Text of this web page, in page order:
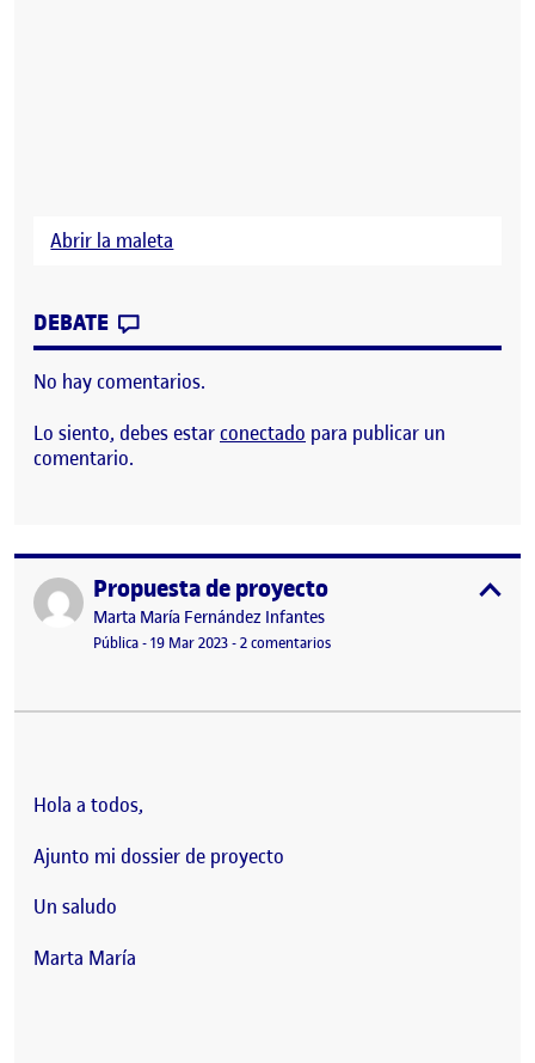
Abrir la maleta
DEBATE
No hay comentarios.
Lo siento, debes estarconectado para publicar un
comentario.
Publicado porPropuesta de proyecto
Publicado por
Marta María Fernández Infantes
Visibilidad:
Pública-Fecha de publicación
19 Mar 202321 marzo, 2023 11:17 am
-2 comentariosen Propuesta de proyecto
Hola a todos,
Ajunto mi dossier de proyecto
Un saludo
Marta María